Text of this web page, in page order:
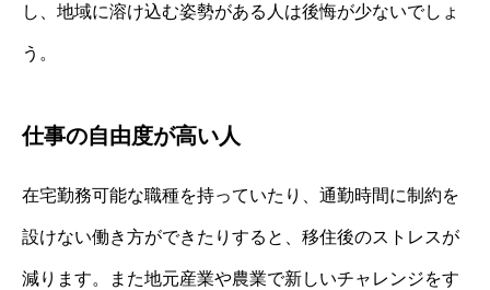
し、地域に溶け込む姿勢がある人は後悔が少ないでしょ
う。
仕事の自由度が高い人
在宅勤務可能な職種を持っていたり、通勤時間に制約を
設けない働き方ができたりすると、移住後のストレスが
減ります。また地元産業や農業で新しいチャレンジをす